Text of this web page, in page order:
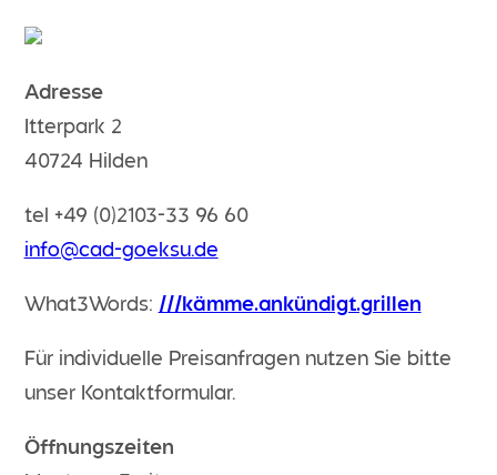
Adresse
Itterpark 2
40724 Hilden
tel +49 (0)2103-33 96 60
info@cad-goeksu.de
What3Words: ///kämme.ankündigt.grillen
Für individuelle Preisanfragen nutzen Sie bitte
unser Kontaktformular.
Öffnungszeiten